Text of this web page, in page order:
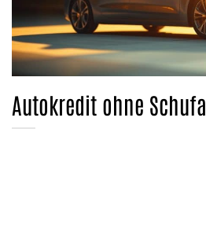
Autokredit ohne Schufa